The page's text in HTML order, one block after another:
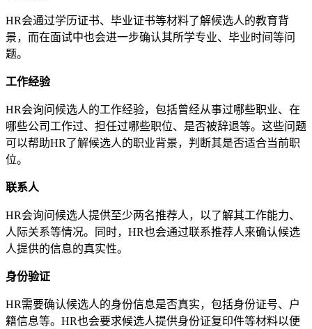
HR会通过学历证书、毕业证书等材料了解候选人的教育背
景，而在面试中也会进一步确认其所学专业、毕业时间等问
题。
工作经验
HR会询问候选人的工作经验，包括曾经从事过哪些职业、在
哪些公司工作过、担任过哪些职位、是否被辞退等。这些问题
可以帮助HR了解候选人的职业背景，判断其是否适合当前职
位。
联系人
HR会询问候选人提供至少两名推荐人，以了解其工作能力、
人际关系等情况。同时，HR也会通过联系推荐人来确认候选
人提供的信息的真实性。
身份验证
HR需要确认候选人的身份信息是否真实，包括身份证号、户
籍信息等。HR也会要求候选人提供身份证复印件等材料以便